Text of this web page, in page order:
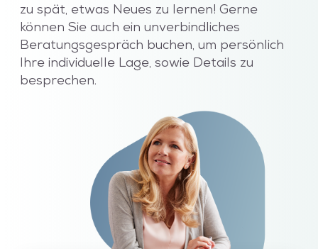
zu spät, etwas Neues zu lernen! Gerne
können Sie auch ein unverbindliches
Beratungsgespräch buchen, um persönlich
Ihre individuelle Lage, sowie Details zu
besprechen.